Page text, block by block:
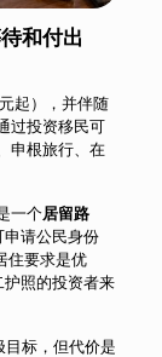
和付出
起），并伴随
过投资移民可
申根旅行、在
一个居留路
申请公民身份
住要求是优
照的投资者来
标，但代价是